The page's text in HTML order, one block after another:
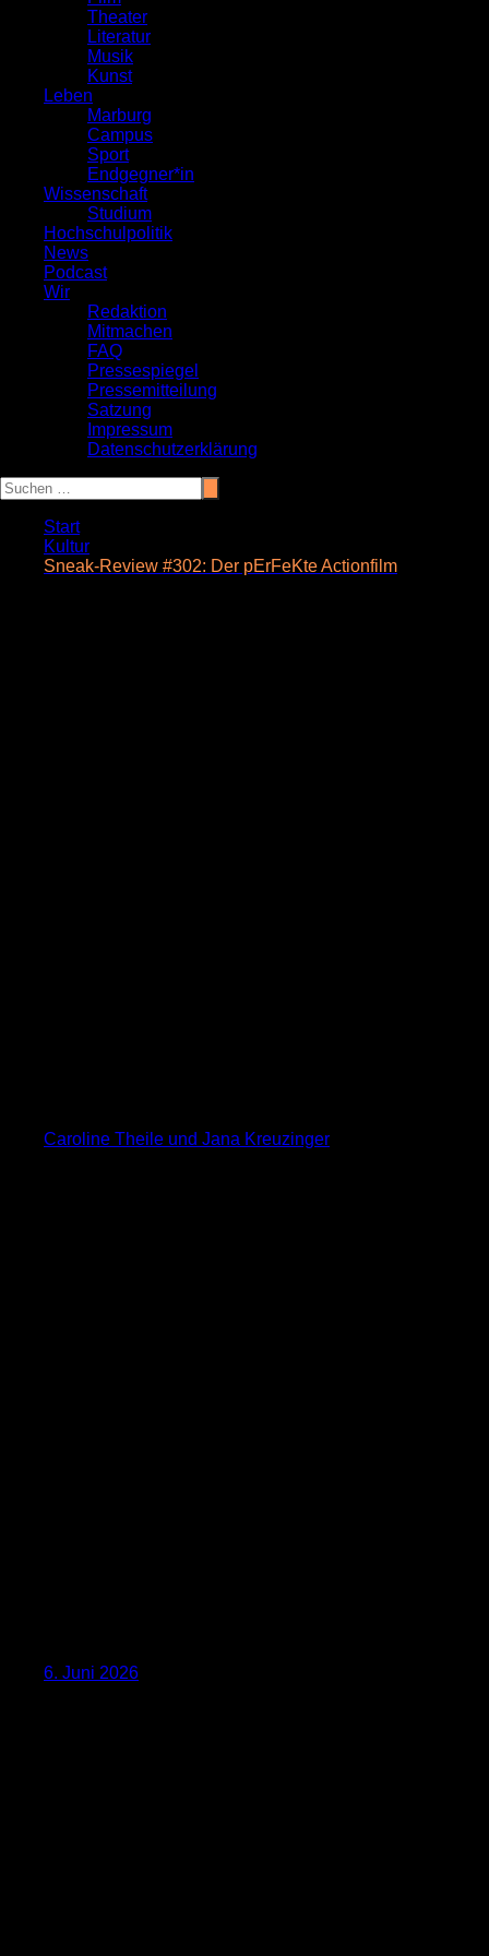
Theater
Literatur
Musik
Kunst
Leben
Marburg
Campus
Sport
Endgegner*in
Wissenschaft
Studium
Hochschulpolitik
News
Podcast
Wir
Redaktion
Mitmachen
FAQ
Pressespiegel
Pressemitteilung
Satzung
Impressum
Datenschutzerklärung
Start
Kultur
Sneak-Review #302: Der pErFeKte Actionfilm
Caroline Theile und Jana Kreuzinger
6. Juni 2026